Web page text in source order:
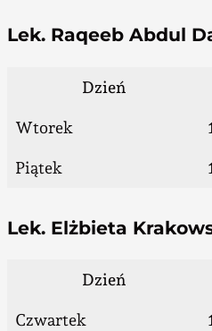
Lek. Raqeeb Abdul
Dzień
Wtorek
Piątek
Lek. Elżbieta
Dzień
Czwartek